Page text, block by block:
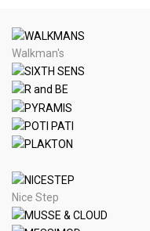
Walkman's
Nice Step